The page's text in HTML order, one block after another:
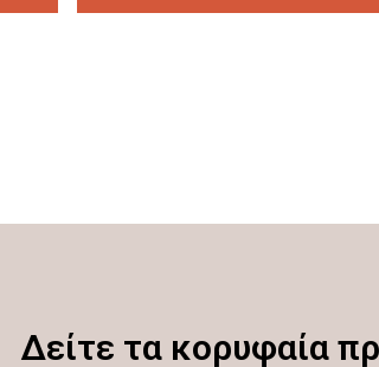
Δείτε τα κορυφαία